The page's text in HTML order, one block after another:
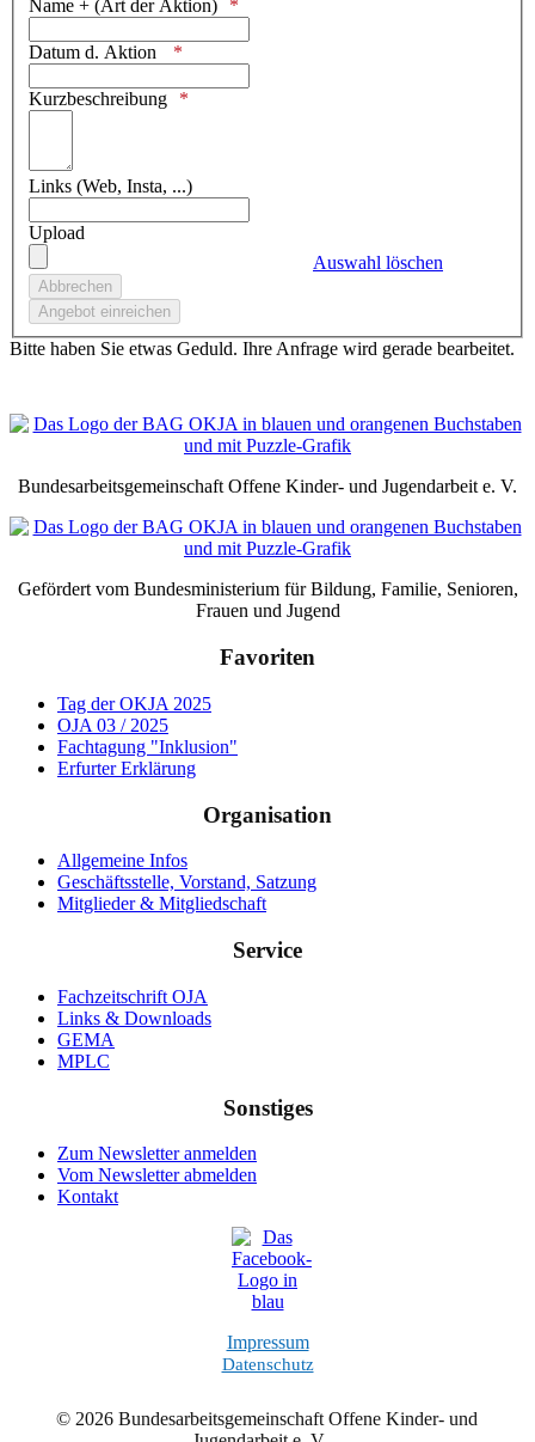
Name + (Art der Aktion)
Datum d. Aktion
Kurzbeschreibung
Links (Web, Insta, ...)
Upload
Auswahl löschen
Bitte haben Sie etwas Geduld. Ihre Anfrage wird gerade bearbeitet.
Bundesarbeitsgemeinschaft Offene Kinder- und Jugendarbeit e. V.
Gefördert vom Bundesministerium für Bildung, Familie, Senioren,
Frauen und Jugend
Favoriten
Tag der OKJA 2025
OJA 03 / 2025
Fachtagung "Inklusion"
Erfurter Erklärung
Organisation
Allgemeine Infos
Geschäftsstelle, Vorstand, Satzung
Mitglieder & Mitgliedschaft
Service
Fachzeitschrift OJA
Links & Downloads
GEMA
MPLC
Sonstiges
Zum Newsletter anmelden
Vom Newsletter abmelden
Kontakt
Impressum
Datenschutz
© 2026 Bundesarbeitsgemeinschaft Offene Kinder- und